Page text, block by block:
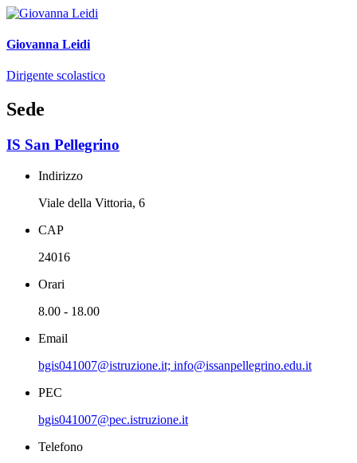
Giovanna Leidi
Dirigente scolastico
Sede
IS San Pellegrino
Indirizzo
Viale della Vittoria, 6
CAP
24016
Orari
8.00 - 18.00
Email
bgis041007@istruzione.it; info@issanpellegrino.edu.it
PEC
bgis041007@pec.istruzione.it
Telefono